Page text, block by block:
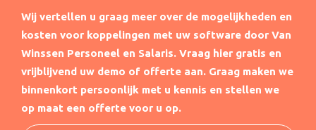
Wij vertellen u graag meer over de mogelijkheden en
kosten voor koppelingen met uw software door Van
Winssen Personeel en Salaris. Vraag hier gratis en
vrijblijvend uw demo of offerte aan. Graag maken we
binnenkort persoonlijk met u kennis en stellen we
op maat een offerte voor u op.